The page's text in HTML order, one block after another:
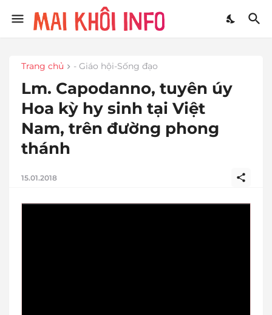
Trang chủ - Giáo hội-Sống đạo
Lm. Capodanno, tuyên úy
Hoa kỳ hy sinh tại Việt
Nam, trên đường phong
thánh
15.01.2018